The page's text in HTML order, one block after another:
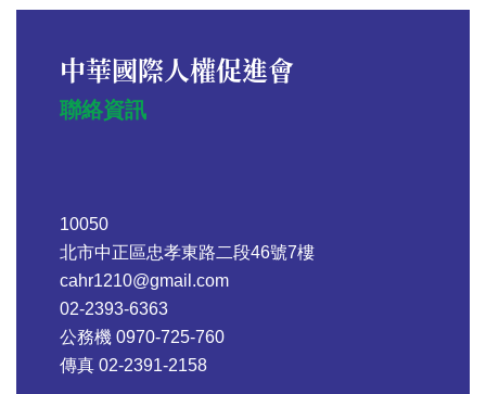
中華國際人權促進會
聯絡資訊
10050
北市中正區忠孝東路二段46號7樓
cahr1210@gmail.com
02-2393-6363
公務機 0970-725-760
傳真 02-2391-2158